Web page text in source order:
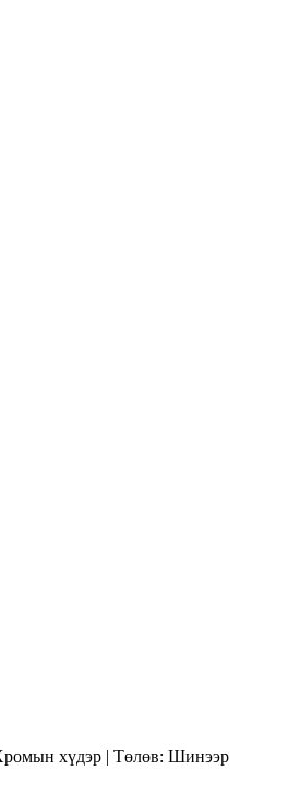
хүдэр | Төлөв: Шинээр